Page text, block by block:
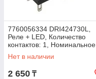
7760056334 DRI424730L,
Реле + LED, Количество
контактов: 1, Номинальное
напряжение: 110 В AC
Нет в наличии
2 650 ₸